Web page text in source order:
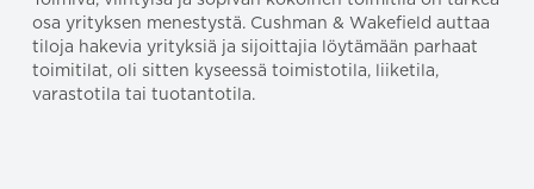
osa yrityksen menestystä. Cushman & Wakefield auttaa
tiloja hakevia yrityksiä ja sijoittajia löytämään parhaat
toimitilat, oli sitten kyseessä toimistotila, liiketila,
varastotila tai tuotantotila.